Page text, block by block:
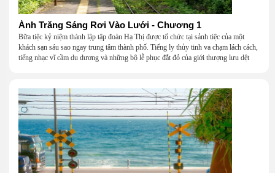
Ánh Trăng Sáng Rơi Vào Lưới - Chương 1
Bữa tiệc kỷ niệm thành lập tập đoàn Hạ Thị được tổ chức tại sảnh tiệc của một
khách sạn sáu sao ngay trung tâm thành phố. Tiếng ly thủy tinh va chạm lách cách,
tiếng nhạc vĩ cầm du dương và những bộ lễ phục đắt đỏ của giới thượng lưu dệt